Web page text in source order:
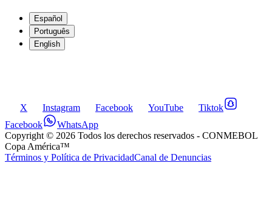
Español
Português
English
X Instagram Facebook YouTube
Tiktok
Facebook
WhatsApp
Copyright © 2026 Todos los derechos reservados - CONMEBOL
Copa América™
Términos y Política de PrivacidadCanal de Denuncias